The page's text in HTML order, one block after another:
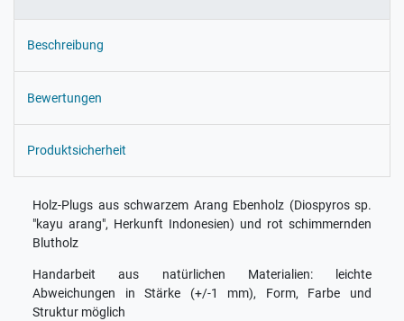
Beschreibung
Bewertungen
Produktsicherheit
Holz-Plugs aus schwarzem Arang Ebenholz (Diospyros sp.
"kayu arang", Herkunft Indonesien) und rot schimmernden
Blutholz
Handarbeit aus natürlichen Materialien: leichte
Abweichungen in Stärke (+/-1 mm), Form, Farbe und
Struktur möglich